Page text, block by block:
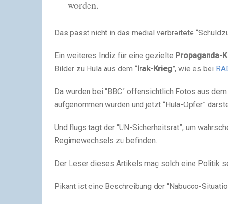
worden.
Das passt nicht in das medial verbreitete
Ein weiteres Indiz für eine gezielte Propaganda-
Bilder zu Hula aus dem “Irak-Krieg”, wie es bei
Da wurden bei “BBC” offensichtlich Fotos aus
aufgenommen wurden und jetzt “Hula-Opfer”
Und flugs tagt der “UN-Sicherheitsrat”, um
Regimewechsels zu befinden.
Der Leser dieses Artikels mag solch eine Politik
Pikant ist eine Beschreibung der “Nabucco-